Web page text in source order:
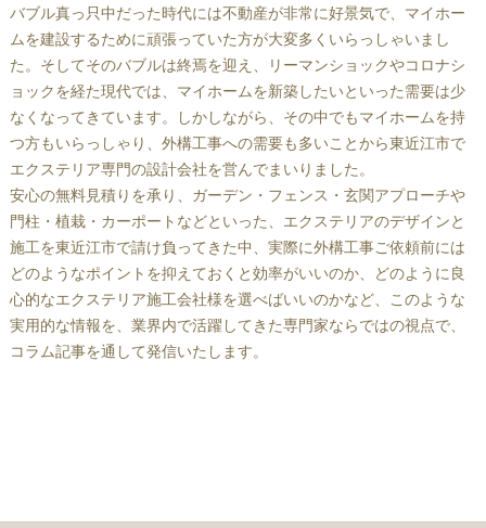
バブル真っ只中だった時代には不動産が非常に好景気で、マイホー
ムを建設するために頑張っていた方が大変多くいらっしゃいまし
た。そしてそのバブルは終焉を迎え、リーマンショックやコロナシ
ョックを経た現代では、マイホームを新築したいといった需要は少
なくなってきています。しかしながら、その中でもマイホームを持
つ方もいらっしゃり、外構工事への需要も多いことから東近江市で
エクステリア専門の設計会社を営んでまいりました。
安心の無料見積りを承り、ガーデン・フェンス・玄関アプローチや
門柱・植栽・カーポートなどといった、エクステリアのデザインと
施工を東近江市で請け負ってきた中、実際に外構工事ご依頼前には
どのようなポイントを抑えておくと効率がいいのか、どのように良
心的なエクステリア施工会社様を選べばいいのかなど、このような
実用的な情報を、業界内で活躍してきた専門家ならではの視点で、
コラム記事を通して発信いたします。